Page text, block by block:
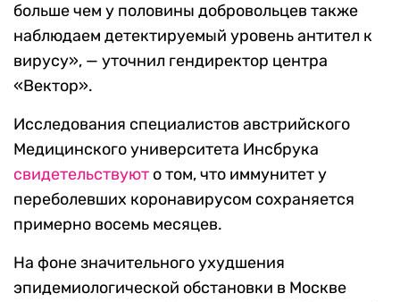
больше чем у половины добровольцев также
наблюдаем детектируемый уровень антител к
вирусу», — уточнил гендиректор центра
«Вектор».
Исследования специалистов австрийского
Медицинского университета Инсбрука
свидетельствуют о том, что иммунитет у
переболевших коронавирусом сохраняется
примерно восемь месяцев.
На фоне значительного ухудшения
эпидемиологической обстановки в Москве